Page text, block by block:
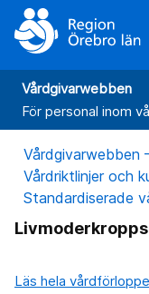
Vårdgivarwebben
För personal inom
Vårdgivarwebben
Vårdriktlinjer och
Standardiserade
Läs hela